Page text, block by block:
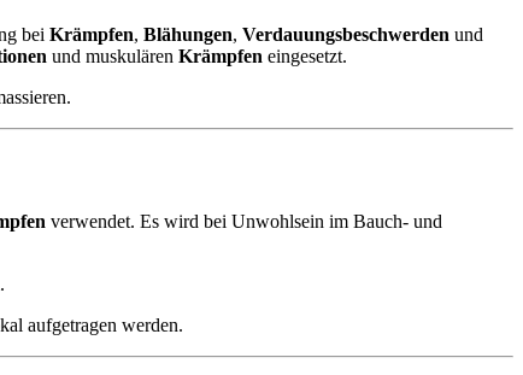
bei Krämpfen, Blähungen, Verdauungsbeschwerden und
und muskulären Krämpfen eingesetzt.
verwendet. Es wird bei Unwohlsein im Bauch- und
aufgetragen werden.